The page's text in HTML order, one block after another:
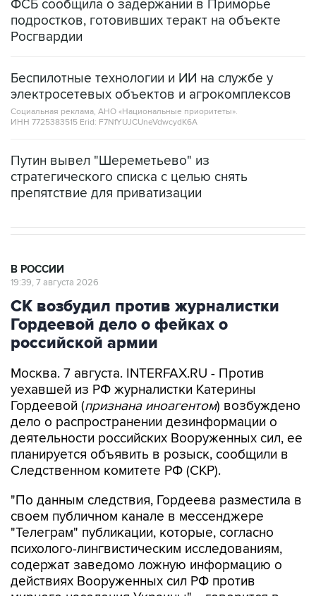
Росгвардии
Беспилотные технологии и ИИ на службе у
Социальная реклама, АНО «Национальные приоритеты».
ИНН 7725383515 Erid: F7NfYUJCUneVdwcydK6A
Путин вывел "Шереметьево" из
препятствие для приватизации
СК возбудил против журналистки
Гордеевой дело о фейках о
российской армии
Москва. 7 августа. INTERFAX.RU - Против
Гордеевой (признана иноагентом ) возбуждено
дело о распространении дезинформации о
деятельности российских Вооруженных сил, ее
планируется объявить в розыск, сообщили в
Следственном комитете РФ (СКР).
"По данным следствия, Гордеева разместила в
"Телеграм" публикации, которые, согласно
психолого-лингвистическим исследованиям,
содержат заведомо ложную информацию о
действиях Вооруженных сил РФ против
мирного населения Украины", - говорится в
сообщении СКР в канале в MAX в пятницу.